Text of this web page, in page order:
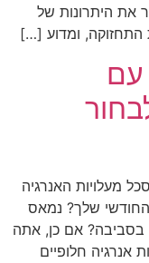
את היתרונות של
התחזוקה, ומדוע […]
מעלויות האנרגיה
שלך? נמאס
בסביבה? אם כן, אתה
אנרגיה חלופיים